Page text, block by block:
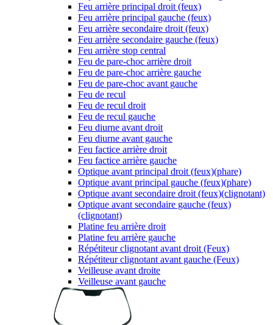
Feu arrière principal droit (feux)
Feu arrière principal gauche (feux)
Feu arrière secondaire droit (feux)
Feu arrière secondaire gauche (feux)
Feu arrière stop central
Feu de pare-choc arrière droit
Feu de pare-choc arrière gauche
Feu de pare-choc avant gauche
Feu de recul
Feu de recul droit
Feu de recul gauche
Feu diurne avant droit
Feu diurne avant gauche
Feu factice arrière droit
Feu factice arrière gauche
Optique avant principal droit (feux)(phare)
Optique avant principal gauche (feux)(phare)
Optique avant secondaire droit (feux)(clignotant)
Optique avant secondaire gauche (feux)
(clignotant)
Platine feu arrière droit
Platine feu arrière gauche
Répétiteur clignotant avant droit (Feux)
Répétiteur clignotant avant gauche (Feux)
Veilleuse avant droite
Veilleuse avant gauche